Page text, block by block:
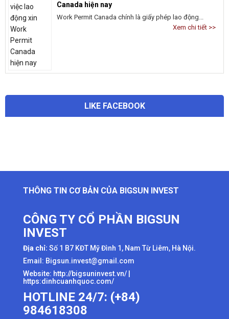
Canada hiện nay
Work Permit Canada chính là giấy phép lao động...
Xem chi tiết >>
LIKE FACEBOOK
THÔNG TIN CƠ BẢN CỦA BIGSUN INVEST
CÔNG TY CỔ PHẦN BIGSUN
INVEST
Địa chỉ: Số 1 B7 KĐT Mỹ Đình 1, Nam Từ Liêm, Hà Nội.
Email: Bigsun.invest@gmail.com
Website: http://bigsuninvest.vn/
https:dinhcuanhquoc.com/
HOTLINE 24/7: (+84)
984618308